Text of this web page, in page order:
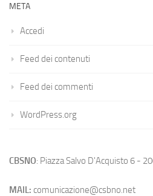
META
Accedi
Feed dei contenuti
Feed dei commenti
WordPress.org
CBSNO: Piazza Salvo D'Acquisto 6 -
MAIL: comunicazione@csbno.net